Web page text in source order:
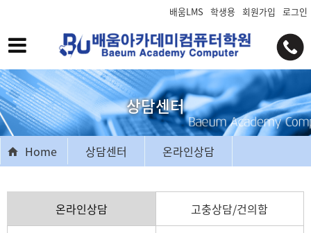
배움LMS 학생용 회원가입 로그인
상담센터
Home 상담센터 온라인상담
온라인상담 고충상담/건의함